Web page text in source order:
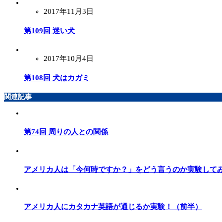
2017年11月3日
第109回 迷い犬
2017年10月4日
第108回 犬はカガミ
関連記事
第74回 周りの人との関係
アメリカ人は「今何時ですか？」をどう言うのか実験して
アメリカ人にカタカナ英語が通じるか実験！（前半）